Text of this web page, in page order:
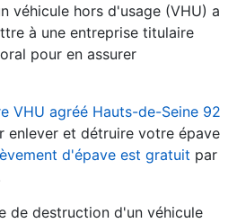
véhicule hors d'usage (VHU) a
à une entreprise titulaire
pour en assurer
VHU agréé Hauts-de-Seine 92
enlever et détruire votre épave
d'épave est gratuit par
de destruction d'un véhicule